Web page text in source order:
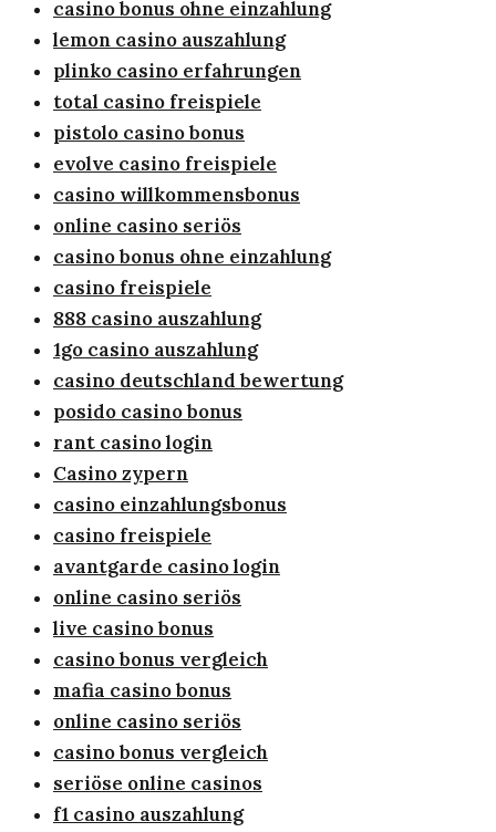
casino bonus ohne einzahlung
lemon casino auszahlung
plinko casino erfahrungen
total casino freispiele
pistolo casino bonus
evolve casino freispiele
casino willkommensbonus
online casino seriös
casino bonus ohne einzahlung
casino freispiele
888 casino auszahlung
1go casino auszahlung
casino deutschland bewertung
posido casino bonus
rant casino login
Casino zypern
casino einzahlungsbonus
casino freispiele
avantgarde casino login
online casino seriös
live casino bonus
casino bonus vergleich
mafia casino bonus
online casino seriös
casino bonus vergleich
seriöse online casinos
f1 casino auszahlung